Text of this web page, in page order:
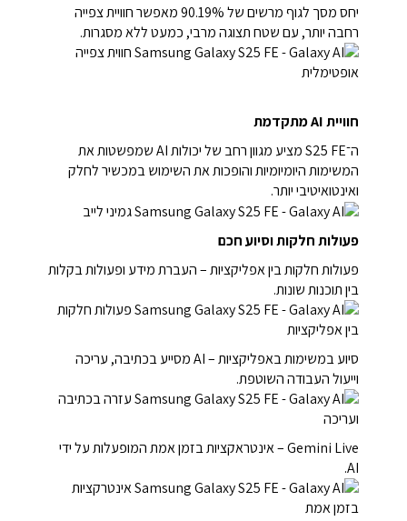
יחס מסך לגוף מרשים של 90.19% מאפשר חוויית צפייה
רחבה יותר, עם שטח תצוגה מרבי, כמעט ללא מסגרות.
חוויית AI מתקדמת
ה־S25 FE מציע מגוון רחב של יכולות AI שמפשטות את
המשימות היומיומיות והופכות את השימוש במכשיר לחלק
ואינטואיטיבי יותר.
פעולות חלקות וסיוע חכם
פעולות חלקות בין אפליקציות – העברת מידע ופעולות בקלות
בין תוכנות שונות.
סיוע במשימות באפליקציות – AI מסייע בכתיבה, עריכה
וייעול העבודה השוטפת.
Gemini Live – אינטראקציות בזמן אמת המופעלות על ידי
AI.